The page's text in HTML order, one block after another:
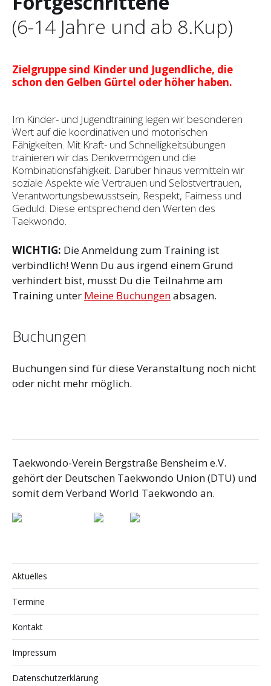
(6-14 Jahre und ab 8.Kup)
Zielgruppe sind Kinder und Jugendliche, die
schon den Gelben Gürtel oder höher haben.
Im Kinder- und Jugendtraining legen wir besonderen
Wert auf die koordinativen und motorischen
Fähigkeiten. Mit Kraft- und Schnelligkeitsübungen
trainieren wir das Denkvermögen und die
Kombinationsfähigkeit. Darüber hinaus vermitteln wir
soziale Aspekte wie Vertrauen und Selbst­vertrauen,
Verantwortungsbewusstsein, Respekt, Fairness und
Geduld. Diese entsprechend den Werten des
Taekwondo.
WICHTIG: Die Anmeldung zum Training ist
verbindlich! Wenn Du aus irgend einem Grund
verhindert bist, musst Du die Teilnahme am
Training unter Meine Buchungenabsagen.
Buchungen
Buchungen sind für diese Veranstaltung noch nicht
oder nicht mehr möglich.
Taekwondo-Verein Bergstraße Bensheim e.V.
gehört der Deutschen Taekwondo Union (DTU) und
somit dem Verband World Taekwondo an.
Aktuelles
Termine
Kontakt
Impressum
Datenschutzerklärung